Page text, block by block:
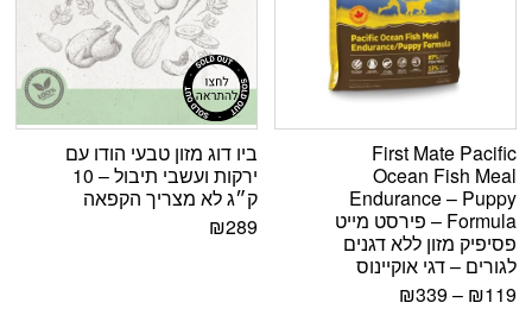
First Mate Pacific
Ocean Fish Meal
Endurance – Puppy
Formula – פירסט מייט
פסיפיק מזון ללא דגנים
לגורים – דגי אוקיינוס
₪119
–
₪339
ביו דוג מזון טבעי הודו עם
ירקות ועשבי תיבול – 10
ק״ג לא מצריך הקפאה
₪289